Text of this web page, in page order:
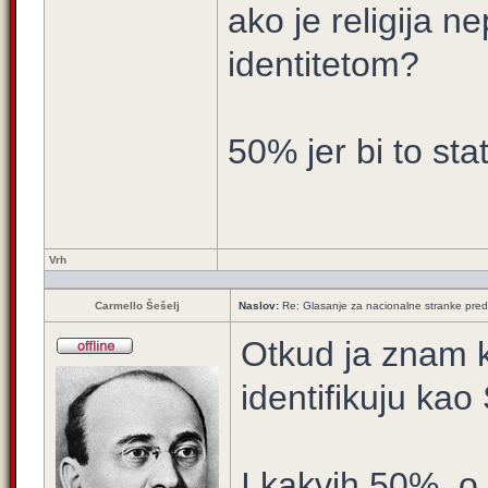
ako je religija
identitetom?
50% jer bi to
Vrh
Carmello Šešelj Naslov: Re: Glasanje za nacionalne stranke
Otkud ja znam
identifikuju kao